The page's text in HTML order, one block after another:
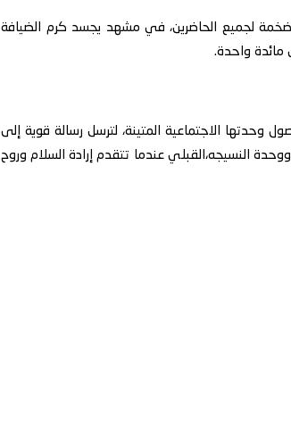
ضخمة لجميع الحاضرين، في مشهد يجسد كرم الضيافة
مائدة واحدة.
وحدتها الاجتماعية المتينة، لترسل رسالة قوية إلى
النسيجه،القبلي عندما تتقدم إرادة السلام وروح